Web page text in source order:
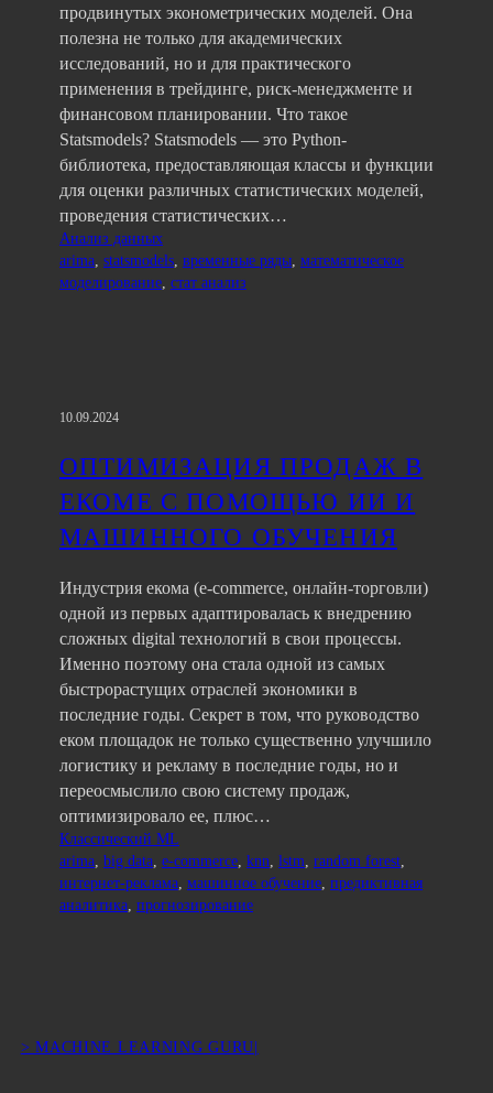
продвинутых эконометрических моделей. Она
полезна не только для академических
исследований, но и для практического
применения в трейдинге, риск-менеджменте и
финансовом планировании. Что такое
Statsmodels? Statsmodels — это Python-
библиотека, предоставляющая классы и функции
для оценки различных статистических моделей,
проведения статистических…
Анализ данных
arima statsmodels временные ряды математическое
моделирование стат анализ
10.09.2024
ОПТИМИЗАЦИЯ ПРОДАЖ В
ЕКОМЕ С ПОМОЩЬЮ ИИ И
МАШИННОГО ОБУЧЕНИЯ
Индустрия екома (e-commerce, онлайн-торговли)
одной из первых адаптировалась к внедрению
сложных digital технологий в свои процессы.
Именно поэтому она стала одной из самых
быстрорастущих отраслей экономики в
последние годы. Секрет в том, что руководство
еком площадок не только существенно улучшило
логистику и рекламу в последние годы, но и
переосмыслило свою систему продаж,
оптимизировало ее, плюс…
Классический ML
arima, big data, e-commerce, knn, lstm, random forest
интернет-реклама, машинное обучение, предиктивная
аналитика, прогнозирование
> MACHINE LEARNING GURU|